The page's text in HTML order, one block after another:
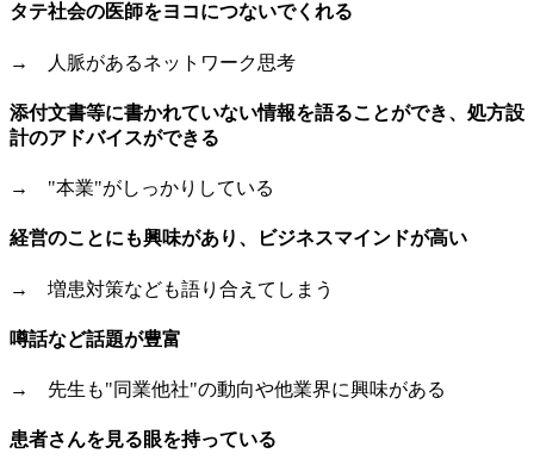
タテ社会の医師をヨコにつないでくれる
→ 人脈があるネットワーク思考
添付文書等に書かれていない情報を語ることができ、処方設
計のアドバイスができる
→ "本業"がしっかりしている
経営のことにも興味があり、ビジネスマインドが高い
→ 増患対策なども語り合えてしまう
噂話など話題が豊富
→ 先生も"同業他社"の動向や他業界に興味がある
患者さんを見る眼を持っている